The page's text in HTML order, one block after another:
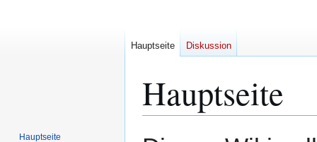
Hauptseite
Hauptseite Diskussion
Hauptseite